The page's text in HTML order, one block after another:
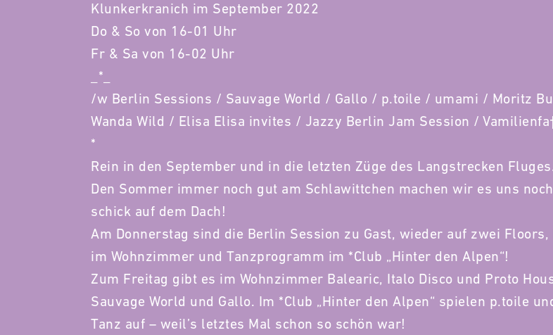
Klunkerkranich im September 2022
Do & So von 16-01 Uhr
Fr & Sa von 16-02 Uhr
_*_
/w Berlin Sessions / Sauvage World / Gallo / p.toile / umami / Moritz
Wanda Wild / Elisa Elisa invites / Jazzy Berlin Jam Session /
*
Rein in den September und in die letzten Züge des Langstrecken
Den Sommer immer noch gut am Schlawittchen machen wir es uns
schick auf dem Dach!
Am Donnerstag sind die Berlin Session zu Gast, wieder auf zwei Floors,
im Wohnzimmer und Tanzprogramm im *Club „Hinter den Alpen“!
Zum Freitag gibt es im Wohnzimmer Balearic, Italo Disco und Proto
Sauvage World und Gallo. Im *Club „Hinter den Alpen“ spielen p.toile
Tanz auf – weil’s letztes Mal schon so schön war!